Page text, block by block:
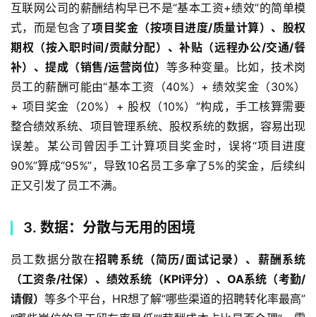
互联网公司的薪酬结构早已不是“基本工资+绩效”的简单模
式，而是包含了项目奖金（按项目进度/质量计算）、股权
期权（按入职时间/贡献分配）、补贴（远程办公/交通/餐
补）、提成（销售/运营岗位） 等多种变量。比如，技术岗
员工的薪酬可能由“基本工资（40%）+ 绩效奖金（30%）
+ 项目奖金（20%）+ 股权（10%）”构成，手工核算需要
整合绩效系统、项目管理系统、股权系统的数据，容易出现
误差。某公司曾因手工计算项目奖金时，误将“项目进度
90%”算成“95%”，导致10名员工多拿了5%的奖金，后续纠
正又引发了员工不满。
3. 数据：分散与无用的困境
员工数据分散在招聘系统（简历/面试记录）、薪酬系统
（工资条/社保）、绩效系统（KPI评分）、OA系统（考勤/
请假） 等多个平台，HR想了解“哪些渠道的招聘转化率最高”